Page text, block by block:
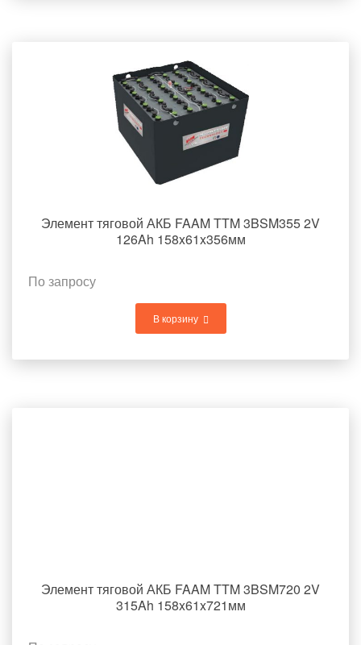
Элемент тяговой АКБ FAAM TTM 3BSM355 2V
126Ah 158x61x356мм
По запросу
В корзину
Элемент тяговой АКБ FAAM TTM 3BSM720 2V
315Ah 158x61x721мм